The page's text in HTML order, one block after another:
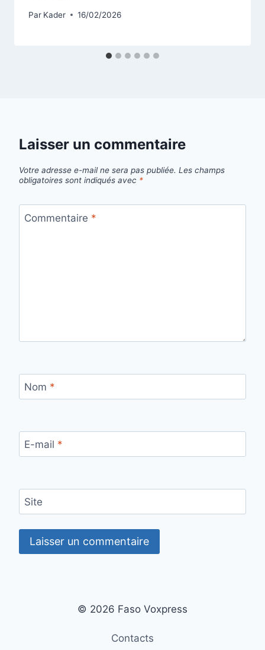
Par Kader 16/02/2026
Laisser un commentaire
Votre adresse e-mail ne sera pas publiée. Les champs
obligatoires sont indiqués avec *
Commentaire *
Nom *
E-mail *
Site
© 2026 Faso Voxpress
Contacts